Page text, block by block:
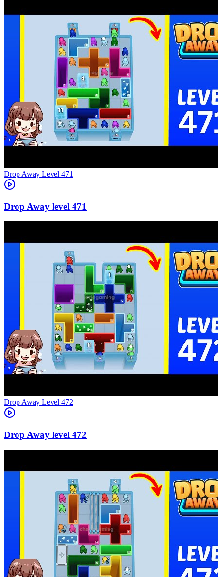
Level 471
471
Level 472
472